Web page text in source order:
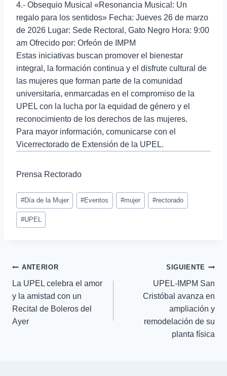
4.- Obsequio Musical «Resonancia Musical: Un
regalo para los sentidos» Fecha: Jueves 26 de marzo
de 2026 Lugar: Sede Rectoral, Gato Negro Hora: 9:00
am Ofrecido por: Orfeón de IMPM
Estas iniciativas buscan promover el bienestar
integral, la formación continua y el disfrute cultural de
las mujeres que forman parte de la comunidad
universitaria, enmarcadas en el compromiso de la
UPEL con la lucha por la equidad de género y el
reconocimiento de los derechos de las mujeres.
Para mayor información, comunicarse con el
Vicerrectorado de Extensión de la UPEL.
Prensa Rectorado
#Día de la Mujer #Eventos #mujer #rectorado
#UPEL
ANTERIOR
La UPEL celebra el amor
y la amistad con un
Recital de Boleros del
Ayer
SIGUIENTE
UPEL-IMPM San
Cristóbal avanza en
ampliación y
remodelación de su
planta física